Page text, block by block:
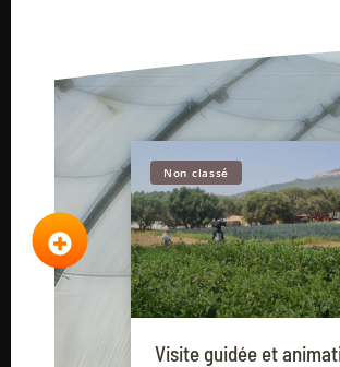
Non classé
Visite guidée et